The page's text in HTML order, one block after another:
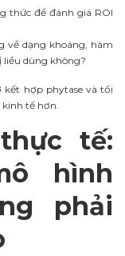
thức để đánh giá ROI
về dạng khoáng, hàm
dùng không?
kết hợp phytase và tối
kinh tế hơn.
tế:
hình
phải